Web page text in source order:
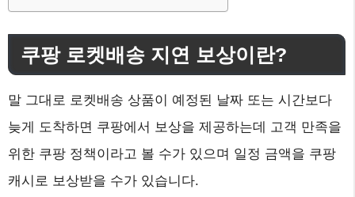
쿠팡 로켓배송 지연 보상이란?
말 그대로 로켓배송 상품이 예정된 날짜 또는 시간보다
늦게 도착하면 쿠팡에서 보상을 제공하는데 고객 만족을
위한 쿠팡 정책이라고 볼 수가 있으며 일정 금액을 쿠팡
캐시로 보상받을 수가 있습니다.